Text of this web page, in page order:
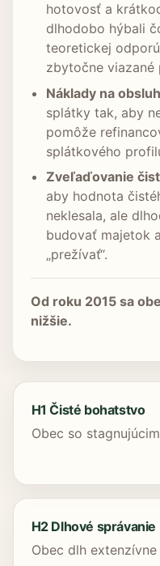
hotovosť a
dlhodobo hýbali
teoretickej
zbytočne viazané
Náklady na
splátky tak, aby
pomôže
splátkového
Zveľaďovanie
aby hodnota
neklesala, ale
budovať majetok
„prežívať“.
Od roku 2015 sa
nižšie.
H1 Čisté bohatstvo
Obec so
H2 Dlhové správanie
Obec dlh